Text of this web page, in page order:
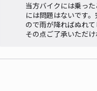
当方バイクには乗っ
には問題はないです
ので雨が降ればぬれて
その点ご了承いただ